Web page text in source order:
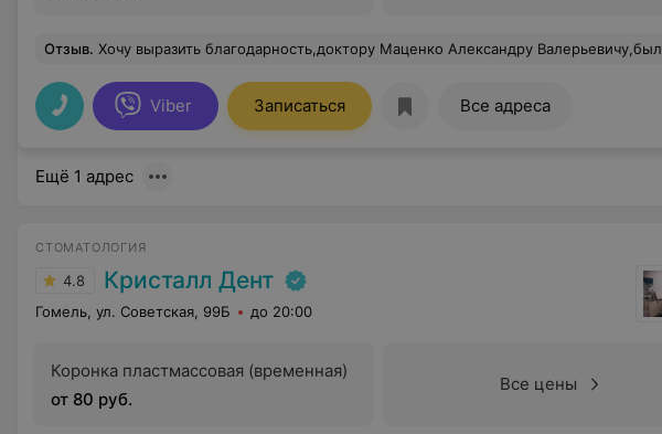
Отзыв. Хочу выразить благодарность,доктору Маценко Александру Валерьевичу,была на удалении зуба мудрости,начиная с анестезии до удаления,я ничего не почувствовала,более того, не пила ни одного обезбаливающего так как не болело ,не было ни отека,ничего!Зажило все супер,будто мне ничего и не делали.Спасибо вам.
Viber Записаться Все адреса
Ещё 1 адрес
СТОМАТОЛОГИЯ
4.8 Кристалл Дент
Гомель, ул. Советская, 99Б до 20:00
Коронка пластмассовая (временная)
от 80 руб.
Все цены